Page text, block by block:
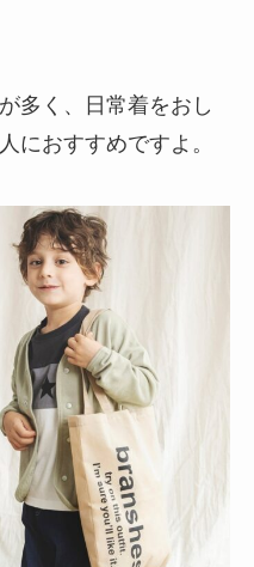
多く、日常着をおし
におすすめですよ。